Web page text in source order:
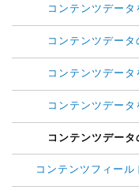
コンテンツデータ
コンテンツデー
コンテンツデー
コンテンツデー
コンテンツデー
コンテンツフィー